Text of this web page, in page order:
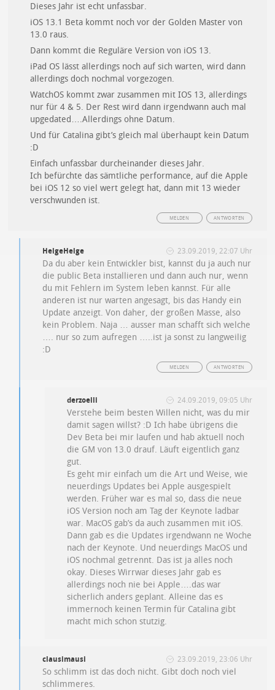
Dieses Jahr ist echt unfassbar.
iOS 13.1 Beta kommt noch vor der Golden Master von
13.0 raus.
Dann kommt die Reguläre Version von iOS 13.
iPad OS lässt allerdings noch auf sich warten, wird dann
allerdings doch nochmal vorgezogen.
WatchOS kommt zwar zusammen mit IOS 13, allerdings
nur für 4 & 5. Der Rest wird dann irgendwann auch mal
upgedated….Allerdings ohne Datum.
Und für Catalina gibt’s gleich mal überhaupt kein Datum
:D
Einfach unfassbar durcheinander dieses Jahr.
Ich befürchte das sämtliche performance, auf die Apple
bei iOS 12 so viel wert gelegt hat, dann mit 13 wieder
verschwunden ist.
ANTWORTEN
MELDEN
HelgeHelge 23.09.2019, 22:07 Uhr
Da du aber kein Entwickler bist, kannst du ja auch nur
die public Beta installieren und dann auch nur, wenn
du mit Fehlern im System leben kannst. Für alle
anderen ist nur warten angesagt, bis das Handy ein
Update anzeigt. Von daher, der großen Masse, also
kein Problem. Naja … ausser man schafft sich welche
…. nur so zum aufregen …..ist ja sonst zu langweilig
:D
ANTWORTEN
MELDEN
derzoelli 24.09.2019, 09:05 Uhr
Verstehe beim besten Willen nicht, was du mir
damit sagen willst? :D Ich habe übrigens die
Dev Beta bei mir laufen und hab aktuell noch
die GM von 13.0 drauf. Läuft eigentlich ganz
gut.
Es geht mir einfach um die Art und Weise, wie
neuerdings Updates bei Apple ausgespielt
werden. Früher war es mal so, dass die neue
iOS Version noch am Tag der Keynote ladbar
war. MacOS gab’s da auch zusammen mit iOS.
Dann gab es die Updates irgendwann ne Woche
nach der Keynote. Und neuerdings MacOS und
iOS nochmal getrennt. Das ist ja alles noch
okay. Dieses Wirrwar dieses Jahr gab es
allerdings noch nie bei Apple….das war
sicherlich anders geplant. Alleine das es
immernoch keinen Termin für Catalina gibt
macht mich schon stutzig.
clausimausi 23.09.2019, 23:06 Uhr
So schlimm ist das doch nicht. Gibt doch noch viel
schlimmeres.